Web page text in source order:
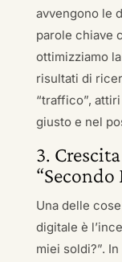
avvengono le
parole chiave
ottimizziamo
risultati di
“traffico”,
giusto e nel
3.
“Secondo
Una delle
digitale è
miei soldi?”.